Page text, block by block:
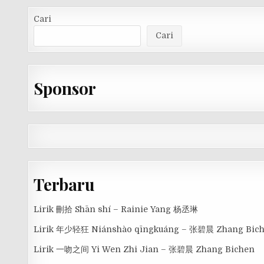
Cari
Cari
Sponsor
Terbaru
Lirik 刪拾 Shān shí – Rainie Yang 杨丞琳
Lirik 年少轻狂 Niánshào qīngkuáng – 张碧晨 Zhang
Lirik 一吻之间 Yi Wen Zhi Jian – 张碧晨 Zhang Bichen